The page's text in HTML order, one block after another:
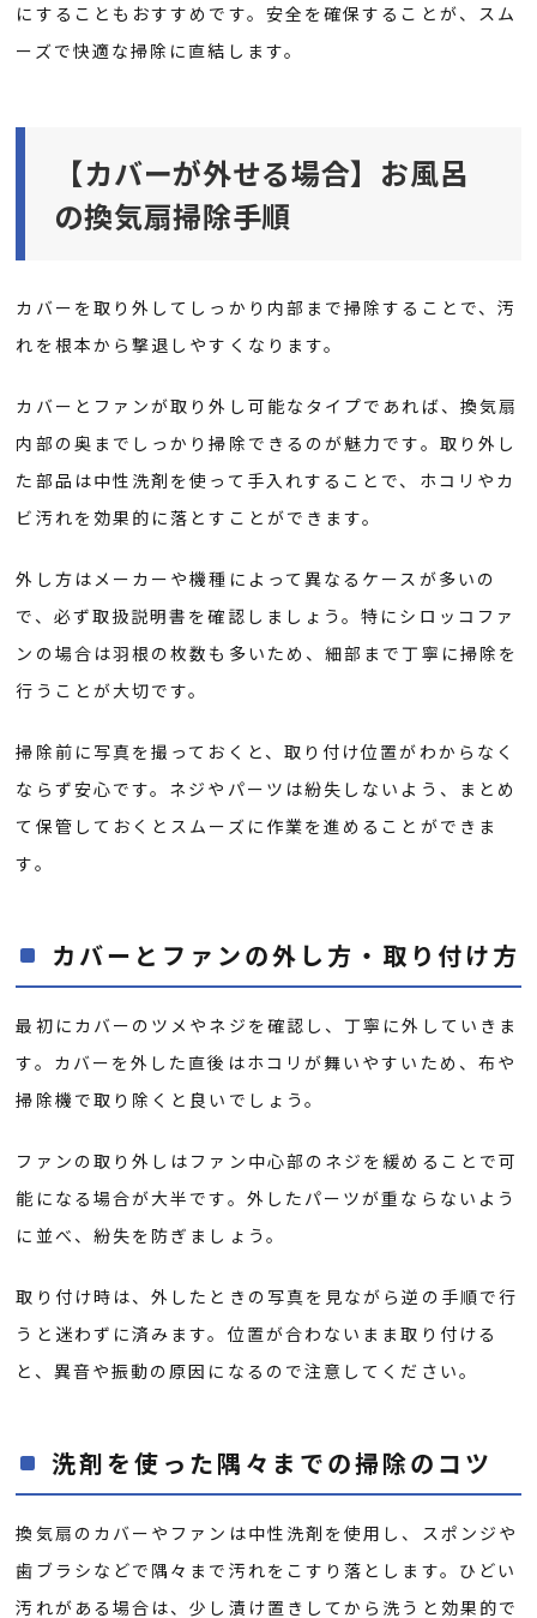
にすることもおすすめです。安全を確保することが、スム
ーズで快適な掃除に直結します。
【カバーが外せる場合】お風呂
の換気扇掃除手順
カバーを取り外してしっかり内部まで掃除することで、汚
れを根本から撃退しやすくなります。
カバーとファンが取り外し可能なタイプであれば、換気扇
内部の奥までしっかり掃除できるのが魅力です。取り外し
た部品は中性洗剤を使って手入れすることで、ホコリやカ
ビ汚れを効果的に落とすことができます。
外し方はメーカーや機種によって異なるケースが多いの
で、必ず取扱説明書を確認しましょう。特にシロッコファ
ンの場合は羽根の枚数も多いため、細部まで丁寧に掃除を
行うことが大切です。
掃除前に写真を撮っておくと、取り付け位置がわからなく
ならず安心です。ネジやパーツは紛失しないよう、まとめ
て保管しておくとスムーズに作業を進めることができま
す。
カバーとファンの外し方・取り付け方
最初にカバーのツメやネジを確認し、丁寧に外していきま
す。カバーを外した直後はホコリが舞いやすいため、布や
掃除機で取り除くと良いでしょう。
ファンの取り外しはファン中心部のネジを緩めることで可
能になる場合が大半です。外したパーツが重ならないよう
に並べ、紛失を防ぎましょう。
取り付け時は、外したときの写真を見ながら逆の手順で行
うと迷わずに済みます。位置が合わないまま取り付ける
と、異音や振動の原因になるので注意してください。
洗剤を使った隅々までの掃除のコツ
換気扇のカバーやファンは中性洗剤を使用し、スポンジや
歯ブラシなどで隅々まで汚れをこすり落とします。ひどい
汚れがある場合は、少し漬け置きしてから洗うと効果的で